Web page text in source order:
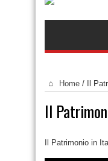
Home / Il
Il
Il Patrimonio in